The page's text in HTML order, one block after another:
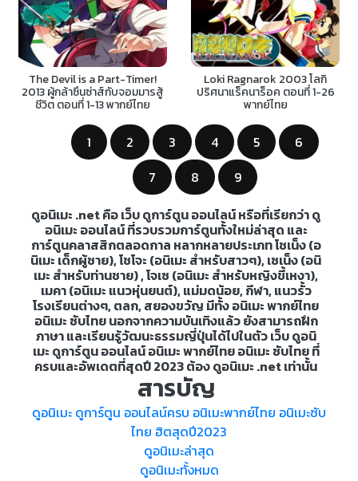
The Devil is a Part-Timer!
2013 ผู้กล้าซึนซ่าส์กับจอมมารสู้
ชีวิต ตอนที่ 1-13 พากย์ไทย
Loki Ragnarok 2003 โลกิ
ปริศนาแร็คนาร็อค ตอนที่ 1-26
พากย์ไทย
1 2 3 4 5
6
7
8
9
ดูอนิเมะ .net คือ เว็บ ดูการ์ตูน ออนไลน์ หรือที่เรียกว่า ดู
อนิเมะ ออนไลน์ ที่รวบรวมการ์ตูนทั้งใหม่ล่าสุด และ
การ์ตูนคลาสสิกตลอดกาล หลากหลายประเภท โชเน็ง (อ
นิเมะ เด็กผู้ชาย), โชโจะ (อนิเมะ สำหรับสาวๆ), เซเน็ง (อนิ
เมะ สำหรับท่านชาย) , โจเซ (อนิเมะ สำหรับหญิงขี้เหงา),
เมคา (อนิเมะ แนวหุ่นยนต์), แม่มดน้อย, กีฬา, แนวรั้ว
โรงเรียนต่างๆ, ตลก, สยองขวัญ มีทั้ง อนิเมะ พากย์ไทย
อนิเมะ ซับไทย นอกจากความบันเทิงแล้ว ยังสามารถฝึก
ภาษา และเรียนรู้วัฒนะธรรมญี่ปุ่นได้ไปในตัว เว็บ ดูอนิ
เมะ ดูการ์ตูน ออนไลน์ อนิเมะ พากย์ไทย อนิเมะ ซับไทย ที่
ครบและอัพเดตที่สุดปี 2023 ต้อง ดูอนิเมะ .net เท่านั้น
สารบัญ
ดูอนิเมะ ดูการ์ตูน ออนไลน์ครบ อนิเมะพากย์ไทย อนิเมะซับ
ไทย ฮิตสุดปี2023
ดูอนิเมะล่าสุด
ดูอนิเมะทั้งหมด